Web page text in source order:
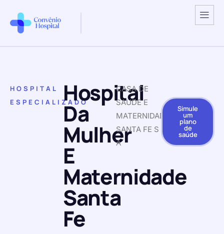
HOSPITAL
ESPECIALIZADOHospital
Da
Mulher
E
Maternidade
Santa
Fe
CASA DE
SAUDE E
MATERNIDADE
SANTA FE S
A
Simule
um
plano
de
saúde